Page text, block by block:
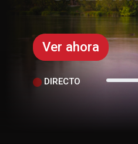
Ver ahora
DIRECTO